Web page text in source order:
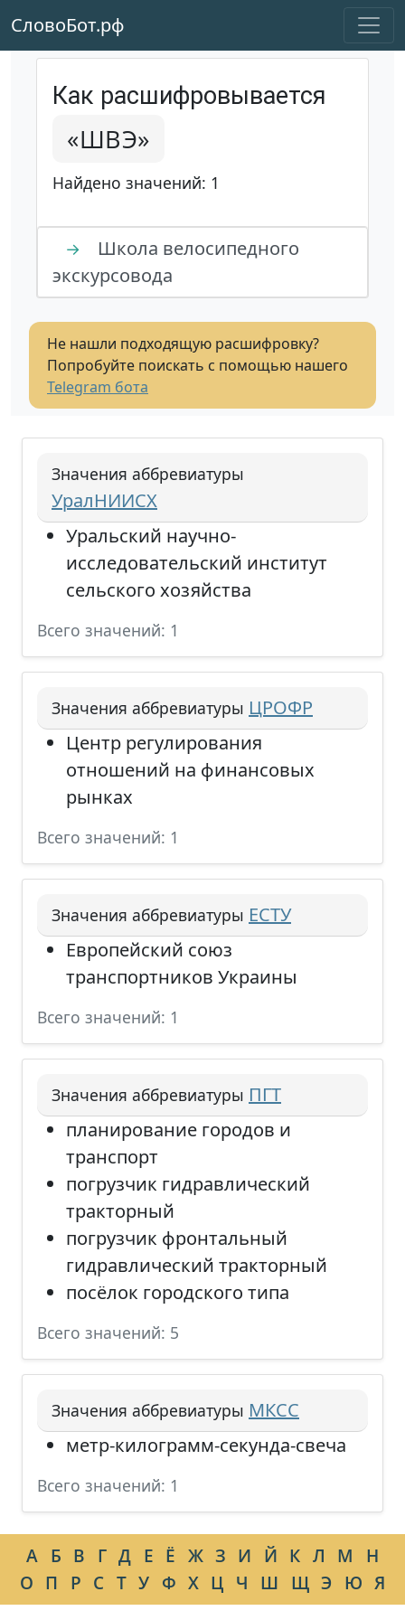
СловоБот.рф
Как расшифровывается
«ШВЭ»
Найдено значений: 1
→
Школа велосипедного
экскурсовода
Не нашли подходящую расшифровку?
Попробуйте поискать с помощью нашего
Telegram бота
Значения аббревиатуры
УралНИИСХ
Уральский научно-
исследовательский институт
сельского хозяйства
Всего значений: 1
Значения аббревиатуры ЦРОФР
Центр регулирования
отношений на финансовых
рынках
Всего значений: 1
Значения аббревиатуры ЕСТУ
Европейский союз
транспортников Украины
Всего значений: 1
Значения аббревиатуры ПГТ
планирование городов и
транспорт
погрузчик гидравлический
тракторный
погрузчик фронтальный
гидравлический тракторный
посёлок городского типа
Всего значений: 5
Значения аббревиатуры МКСС
метр-килограмм-секунда-свеча
Всего значений: 1
А Б В Г Д Е Ё Ж З И Й К Л М
Н
О П Р С Т У Ф Х Ц Ч Ш Щ Э Ю Я